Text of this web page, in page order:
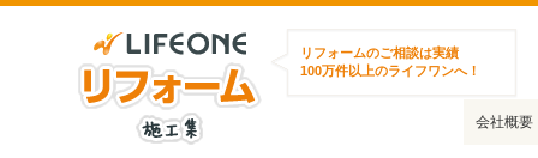
リフォームのご相談は実績
100万件以上のライフワンへ！
会社概要